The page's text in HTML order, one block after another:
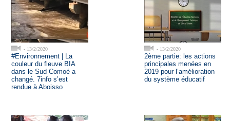
- 13/2/2020
#Environnement | La
couleur du fleuve BIA
dans le Sud Comoé a
changé. 7info s’est
rendue à Aboisso
- 13/2/2020
2ème partie: les actions
principales menées en
2019 pour l’amélioration
du système éducatif